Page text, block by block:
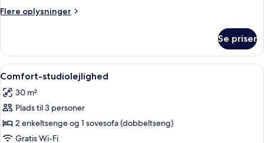
Flere oplysninger
Flere
studiolejlighed
Se priser
Indlæs
alle
billeder
af
Comfort-
studiolejlighed
Et spisebord med stole, en
7
Comfort-studiolejlighed
30 m²
Plads til 3 personer
2 enkeltsenge og 1 sovesofa (dobbeltseng)
Gratis Wi-Fi